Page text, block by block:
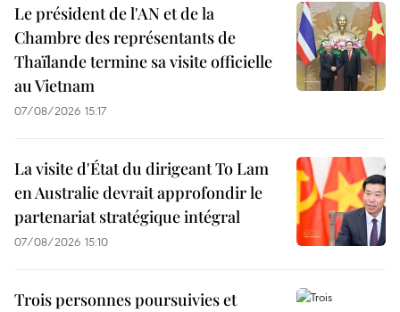
Le président de l'AN et de la
Chambre des représentants de
Thaïlande termine sa visite officielle
au Vietnam
07/08/2026 15:17
La visite d'État du dirigeant To Lam
en Australie devrait approfondir le
partenariat stratégique intégral
07/08/2026 15:10
Trois personnes poursuivies et